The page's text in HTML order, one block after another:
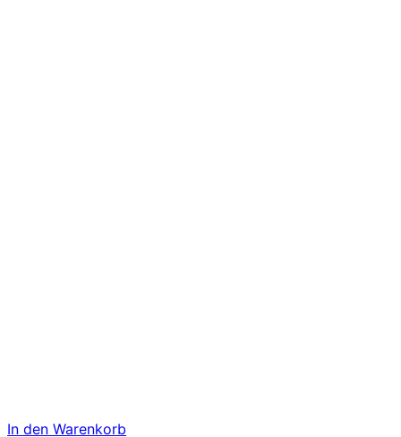
In den Warenkorb